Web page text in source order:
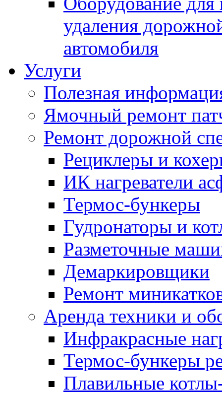
удаления
автомобиля
Услуги
Полезная
Ямочный ремонт
Ремонт дорожной
Рециклеры и
ИК нагреватели
Термос-бункеры
Гудронаторы и
Разметочные
Демаркировщики
Ремонт
Аренда техники и
Инфракрасные
Термос-бункеры
Плавильные